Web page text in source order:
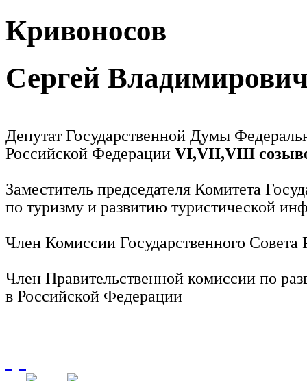
Кривоносов
Сергей
Депутат Государственной Думы
Российской Федерации VI,VII,VIII
Заместитель председателя Комитета
по туризму и развитию туристической
Член Комиссии Государственного
Член Правительственной комиссии по
в Российской Федерации